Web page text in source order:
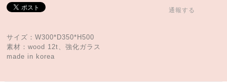
通報する
サイズ：W300*D350*H500
素材：wood 12t、強化ガラス
made in korea